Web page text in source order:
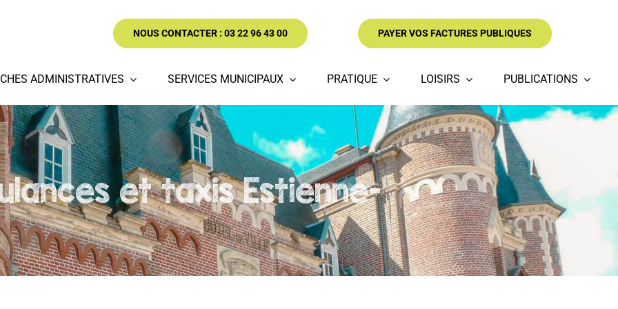
NOUS CONTACTER : 03 22 96 43 00 PAYER VOS FACTURES PUBLIQUES
ADMINISTRATIVES SERVICES MUNICIPAUX PRATIQUE LOISIRS PUBLICATIONS
et taxis Estienne-